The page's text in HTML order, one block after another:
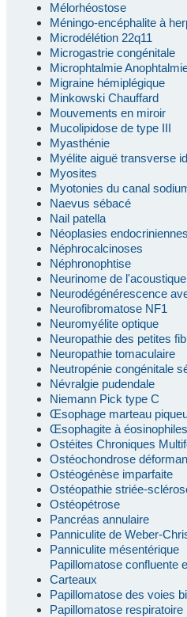
Mélorhéostose
Méningo-encéphalite à
Microdélétion 22q11
Microgastrie congénitale
Microphtalmie
Migraine hémiplégique
Minkowski Chauffard
Mouvements en miroir
Mucolipidose de type III
Myasthénie
Myélite aiguë transverse
Myosites
Myotonies du canal
Naevus sébacé
Nail patella
Néoplasies
Néphrocalcinoses
Néphronophtise
Neurinome de l'acoustique
Neurodégénérescence
Neurofibromatose NF1
Neuromyélite optique
Neuropathie des petites
Neuropathie tomaculaire
Neutropénie congénitale
Névralgie pudendale
Niemann Pick type C
Œsophage marteau
Œsophagite à éosinophiles
Ostéites Chroniques
Ostéochondrose
Ostéogénèse imparfaite
Ostéopathie striée-
Ostéopétrose
Pancréas annulaire
Panniculite de Weber-
Panniculite mésentérique
Papillomatose confluente
Carteaux
Papillomatose des voies
Papillomatose respiratoire